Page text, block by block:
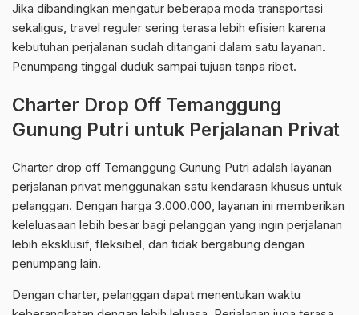
Jika dibandingkan mengatur beberapa moda transportasi
sekaligus, travel reguler sering terasa lebih efisien karena
kebutuhan perjalanan sudah ditangani dalam satu layanan.
Penumpang tinggal duduk sampai tujuan tanpa ribet.
Charter Drop Off Temanggung
Gunung Putri untuk Perjalanan Privat
Charter drop off Temanggung Gunung Putri adalah layanan
perjalanan privat menggunakan satu kendaraan khusus untuk
pelanggan. Dengan harga 3.000.000, layanan ini memberikan
keleluasaan lebih besar bagi pelanggan yang ingin perjalanan
lebih eksklusif, fleksibel, dan tidak bergabung dengan
penumpang lain.
Dengan charter, pelanggan dapat menentukan waktu